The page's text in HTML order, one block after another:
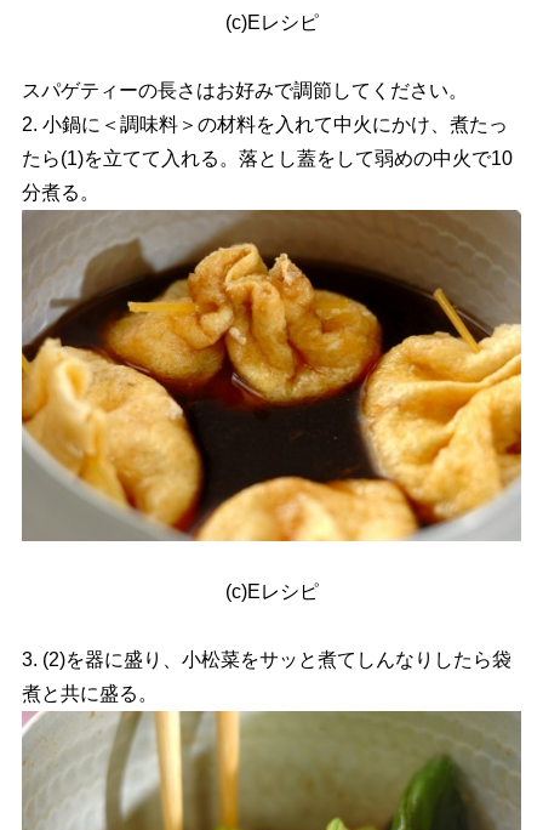
(c)Eレシピ
スパゲティーの長さはお好みで調節してください。
2. 小鍋に＜調味料＞の材料を入れて中火にかけ、煮たっ
たら(1)を立てて入れる。落とし蓋をして弱めの中火で10
分煮る。
(c)Eレシピ
3. (2)を器に盛り、小松菜をサッと煮てしんなりしたら袋
煮と共に盛る。